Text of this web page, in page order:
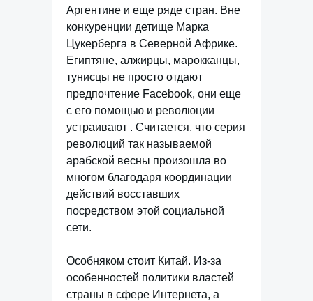
Аргентине и еще ряде стран. Вне
конкуренции детище Марка
Цукерберга в Северной Африке.
Египтяне, алжирцы, марокканцы,
тунисцы не просто отдают
предпочтение Facebook, они еще
с его помощью и революции
устраивают . Считается, что серия
революций так называемой
арабской весны произошла во
многом благодаря координации
действий восставших
посредством этой социальной
сети.
Особняком стоит Китай. Из-за
особенностей политики властей
страны в сфере Интернета, а